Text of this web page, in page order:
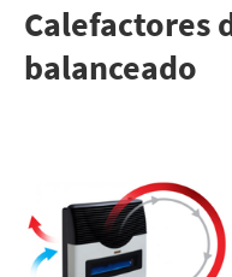
Calefactores
balanceado